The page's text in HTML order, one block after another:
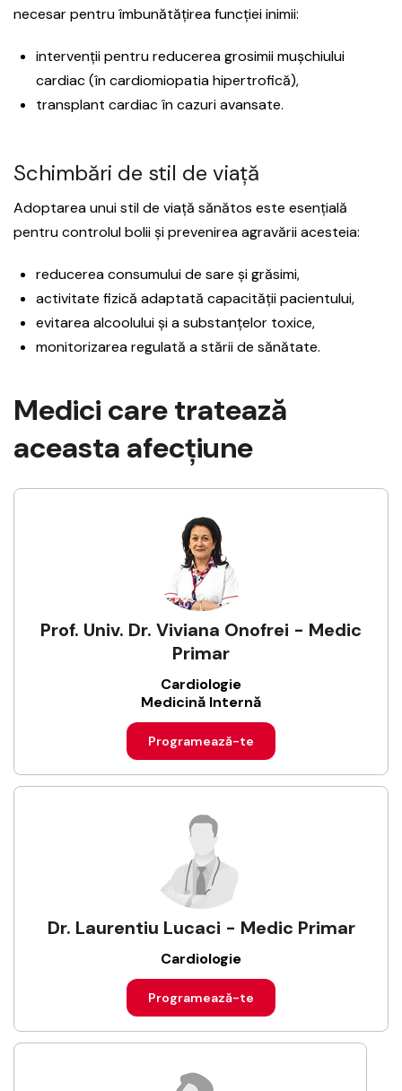
necesar pentru îmbunătățirea funcției inimii:
intervenții pentru reducerea grosimii mușchiului
cardiac (în cardiomiopatia hipertrofică),
transplant cardiac în cazuri avansate.
Schimbări de stil de viață
Adoptarea unui stil de viață sănătos este esențială
pentru controlul bolii și prevenirea agravării acesteia:
reducerea consumului de sare și grăsimi,
activitate fizică adaptată capacității pacientului,
evitarea alcoolului și a substanțelor toxice,
monitorizarea regulată a stării de sănătate.
Medici care tratează
aceasta afecţiune
Prof. Univ. Dr. Viviana Onofrei - Medic
Primar
Cardiologie
Medicină Internă
Programează-te
Dr. Laurentiu Lucaci - Medic Primar
Cardiologie
Programează-te